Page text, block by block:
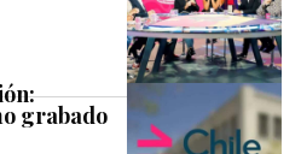
grabado